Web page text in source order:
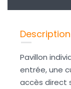
Description
Pavillon
entrée, une
accès direct